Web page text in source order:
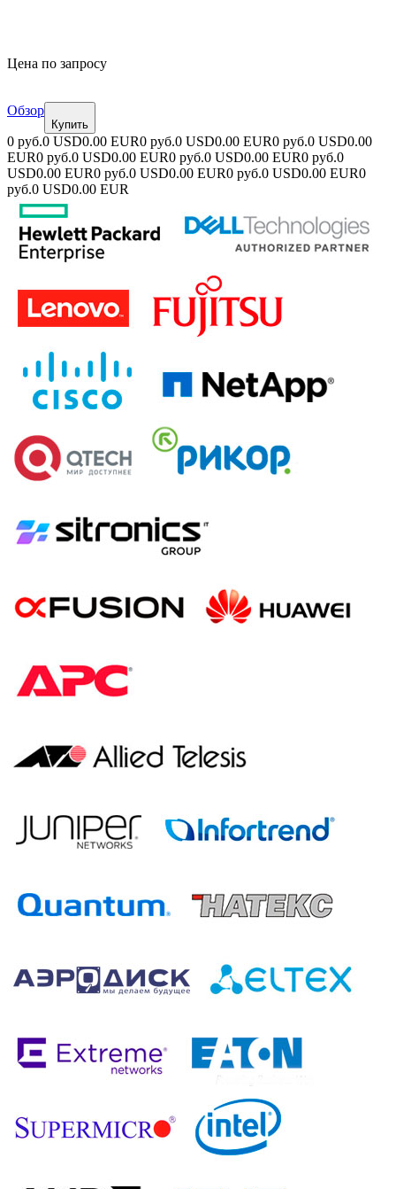
Цена по запросу
Обзор
Купить
0 руб.0 USD0.00 EUR0 руб.0 USD0.00 EUR0 руб.0 USD0.00
EUR0 руб.0 USD0.00 EUR0 руб.0 USD0.00 EUR0 руб.0
USD0.00 EUR0 руб.0 USD0.00 EUR0 руб.0 USD0.00 EUR0
руб.0 USD0.00 EUR